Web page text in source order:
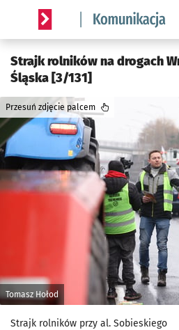
Serwis informacyjny wroclaw.pl
Strajk rolników na drogach
Śląska [3/131]
Tomasz Hołod
Przesuń zdjęcie palcem
Strajk rolników przy al. Sobieskiego